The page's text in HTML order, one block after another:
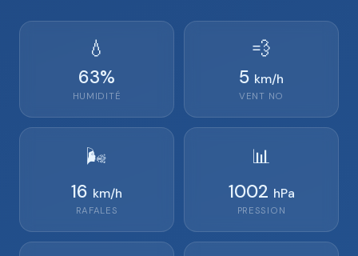
💧
63%
HUMIDITÉ
💨
5 km/h
VENT NO
🌬️
16 km/h
RAFALES
📊
1002 hPa
PRESSION